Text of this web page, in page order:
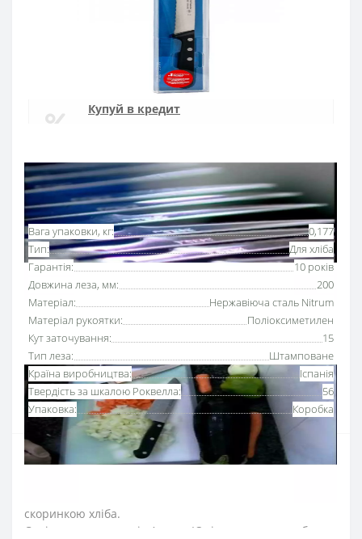
Основні характеристики Всі характеристики
Вага упаковки, кг:
0,177
Тип:
Для хліба
Гарантія:
10 років
Довжина леза, мм:
200
Матеріал:
Нержавіюча сталь Nitrum
Матеріал рукоятки:
Поліоксиметилен
Кут заточування:
15
Тип леза:
Штамповане
Країна виробництва:
Іспанія
Твердість за шкалою Роквелла:
56
Упаковка:
Коробка
Гарантія якості
10 років гарантія на ножі
Купуй в кредит
Ніж для хліба200 мм Аркос серії «Юнівьорсал» із
скоринкою хліба.
Серію кухонних ножів Аркос «Юнівьорсал» розробили